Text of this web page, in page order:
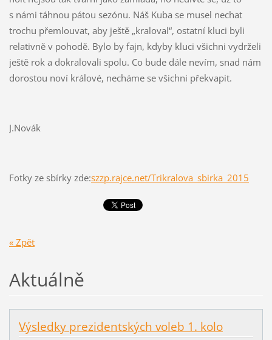
s námi táhnou pátou sezónu. Náš Kuba se musel nechat
trochu přemlouvat, aby ještě „kraloval“, ostatní kluci byli
relativně v pohodě. Bylo by fajn, kdyby kluci všichni vydrželi
ještě rok a dokralovali spolu. Co bude dále nevím, snad nám
dorostou noví králové, necháme se všichni překvapit.
J.Novák
Fotky ze sbírky zde:szzp.rajce.net/Trikralova_sbirka_2015
« Zpět
Aktuálně
Výsledky prezidentských voleb 1. kolo